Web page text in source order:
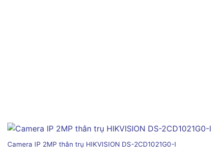
Camera IP 2MP thân trụ HIKVISION DS-2CD1021G0-I